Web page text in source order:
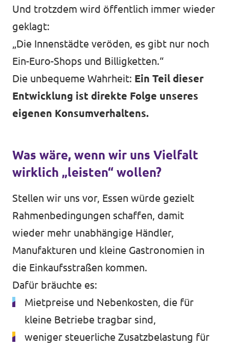
Und trotzdem wird öffentlich immer wieder
geklagt:
„Die Innenstädte veröden, es gibt nur noch
Ein-Euro-Shops und Billigketten.“
Die unbequeme Wahrheit: Ein Teil dieser
Entwicklung ist direkte Folge unseres
eigenen Konsumverhaltens.
Was wäre, wenn wir uns Vielfalt
wirklich „leisten“ wollen?
Stellen wir uns vor, Essen würde gezielt
Rahmenbedingungen schaffen, damit
wieder mehr unabhängige Händler,
Manufakturen und kleine Gastronomien in
die Einkaufsstraßen kommen.
Dafür bräuchte es:
Mietpreise und Nebenkosten, die für
kleine Betriebe tragbar sind,
weniger steuerliche Zusatzbelastung für